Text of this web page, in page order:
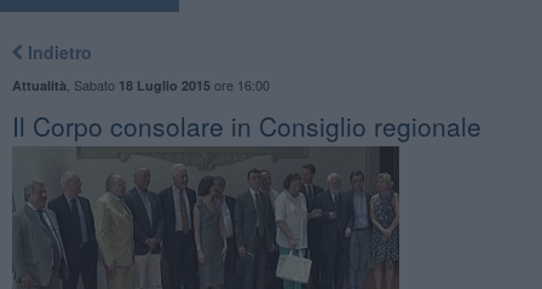
Indietro
Attualità Sabato 18 Luglio 2015ore 16:00
Il Corpo consolare in Consiglio regionale